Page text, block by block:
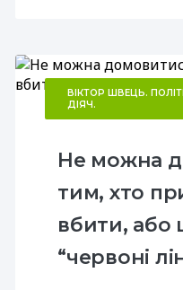
ВІКТОР ШВЕЦЬ.
ДІЯЧ.
Не можна
тим, хто
вбити, або
“червоні